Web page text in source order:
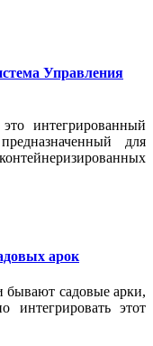
Управления
интегрированный
для
арок
бывают садовые арки,
этот